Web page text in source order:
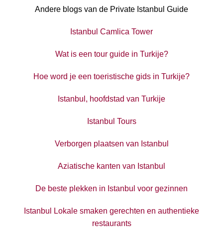
Andere blogs van de Private Istanbul Guide
Istanbul Camlica Tower
Wat is een tour guide in Turkije?
Hoe word je een toeristische gids in Turkije?
Istanbul, hoofdstad van Turkije
Istanbul Tours
Verborgen plaatsen van Istanbul
Aziatische kanten van Istanbul
De beste plekken in Istanbul voor gezinnen
Istanbul Lokale smaken gerechten en authentieke
restaurants